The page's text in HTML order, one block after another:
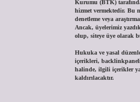
Kurumu (BTK)
hizmet vermektedir. Bu
denetleme veya
Ancak, üyelerimiz
olup, siteye üye olarak
Hukuka ve yasal
içerikleri,
halinde, ilgili içerikler
kaldırılacaktır.